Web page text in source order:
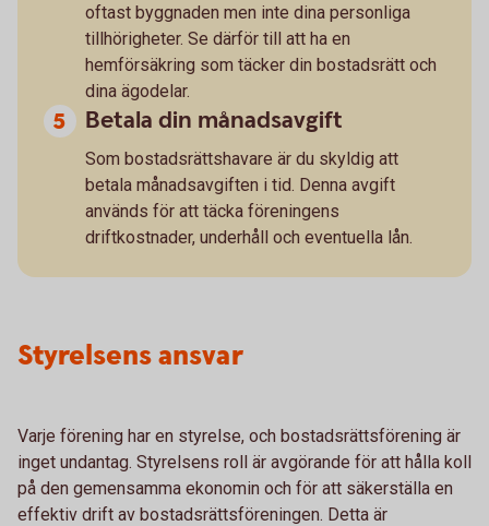
oftast byggnaden men inte dina personliga
tillhörigheter. Se därför till att ha en
hemförsäkring som täcker din bostadsrätt och
dina ägodelar.
Betala din månadsavgift
Som bostadsrättshavare är du skyldig att
betala månadsavgiften i tid. Denna avgift
används för att täcka föreningens
driftkostnader, underhåll och eventuella lån.
Styrelsens ansvar
Varje förening har en styrelse, och bostadsrättsförening är
inget undantag. Styrelsens roll är avgörande för att hålla koll
på den gemensamma ekonomin och för att säkerställa en
effektiv drift av bostadsrättsföreningen. Detta är